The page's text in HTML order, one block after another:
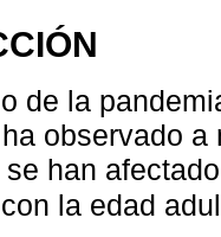
de la
observado
han
la edad